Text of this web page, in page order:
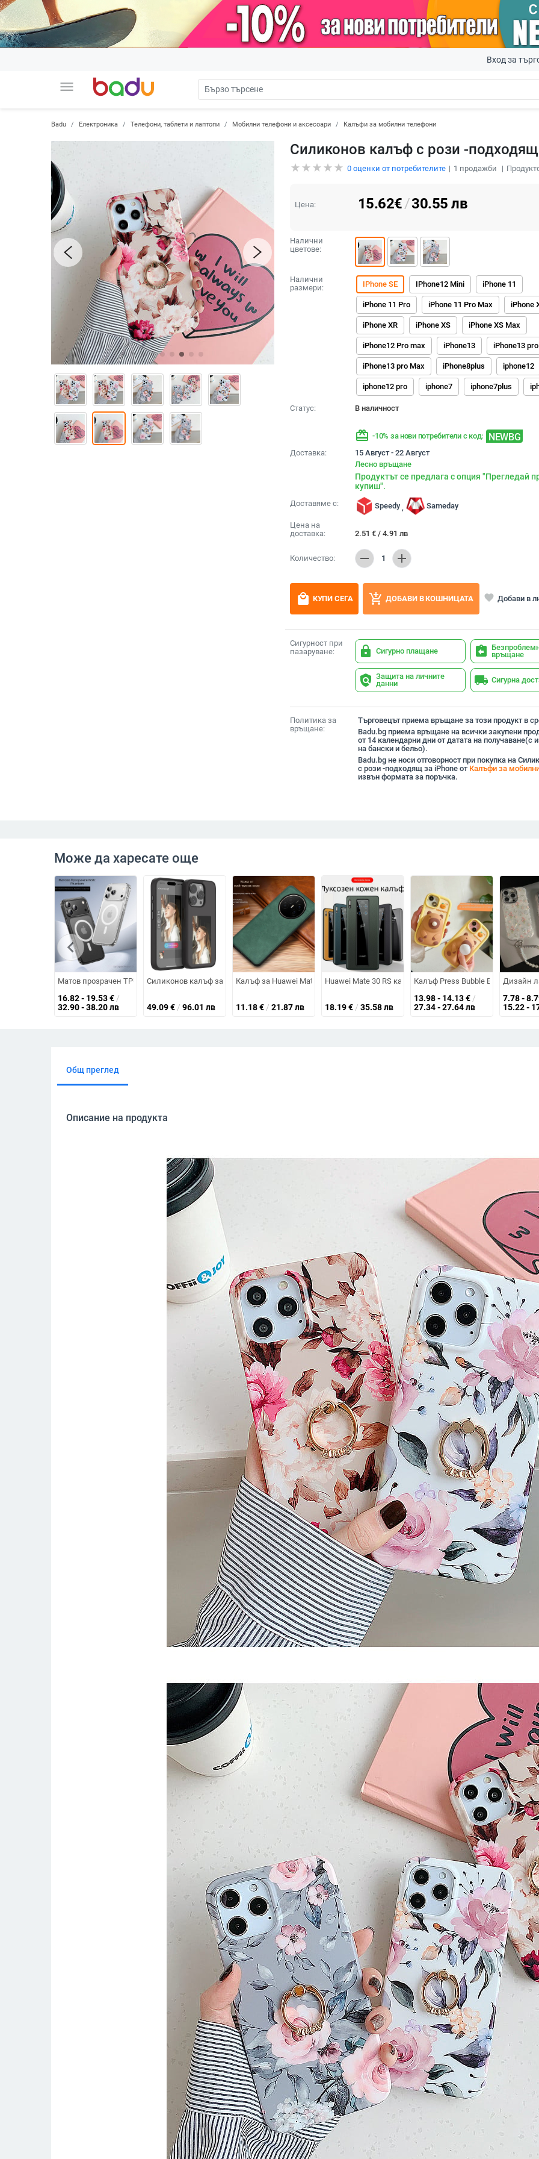
menu
Вход за
Badu Електроника Телефони, таблети и лаптопи Мобилни телефони и аксесоари Калъфи за мобилни телефони
Силиконов калъф с рози -подходящ
0оценки от потребителите 1 продажби
Цена: 15.62€/30.55 лв
Налични
цветове:
Налични
размери:
IPhone SE IPhone12 Mini iPhone 11
iPhone 11 Pro iPhone 11 Pro Max iPhone
iPhone XR iPhone XS iPhone XS Max
iPhone12 Pro max iPhone13 iPhone13 pro
iPhone13 pro Max iPhone8plus iphone12
iphone12 pro iphone7 iphone7plus
Статус: В наличност
redeem -10% за нови потребители с код: NEWBG
Доставка:
15 Август - 22 Август
Лесно връщане
Продуктът се предлага с опция "Прегледай
купиш".
Доставяме с: Speedy , Sameday
Цена на
доставка:
2.51 € / 4.91 лв
Количество: remove 1 add
local_mall КУПИ СЕГА add_shopping_cart ДОБАВИ В КОШНИЦАТА favorite Добави в
Сигурност при
пазаруване:
lock Сигурно плащане assignment_return връщане
policy Защита на личните
данни
local_shipping Сигурна
Политика за
връщане:
Търговецът приема връщане за този продукт в
Badu.bg приема връщане на всички закупени
от 14 календарни дни от датата на получаване(с
на бански и бельо).
Badu.bg не носи отговорност при покупка на
с рози -подходящ за iPhone от Калъфи за
извън формата за поръчка.
Може да харесате още
Матов прозрачен TPU калъф за iPhone 12/13/14/12 Pro, удароустойчив с въздушна защита и релефна текстура
16.82 - 19.53€ /
32.90 - 38.20 лв
Силиконов калъф за iPhone с DIY изображения, инк-екран дизайн, антипадане и горещо пресован метод
49.09€ / 96.01 лв
Калъф за Huawei Mate70 Air от кожа — удароустойчив, бизнес стил, Crazy Horse
11.18€ / 21.87 лв
Huawei Mate 30 RS калъф Porsche от кравешка кожа,
18.19€ / 35.58 лв
Калъф Press Bubble Blow Kabibala
13.98 - 14.13€ /
27.34 - 27.64 лв
Дизайн
7.78 -
15.22 -
chevron_left
Общ преглед
Описание на продукта